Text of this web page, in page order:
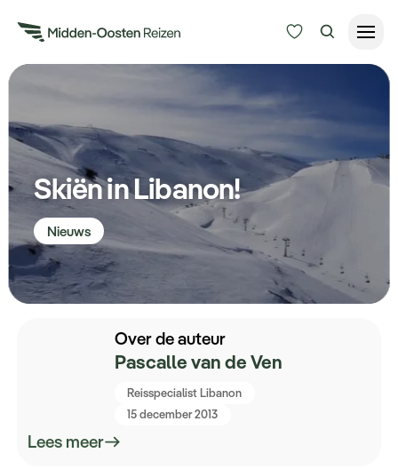
Alle bestemmingen
Type Reizen
Inspiratie
Budget
Zoeken
Skiën in Libanon!
Nieuws
Over de auteur
Pascalle van de Ven
Reisspecialist Libanon
15 december 2013
Lees meer